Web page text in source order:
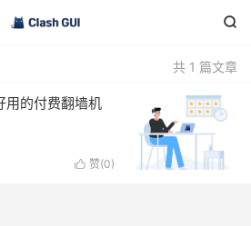

共 1 篇文章
用的付费翻墙机
 赞(0)